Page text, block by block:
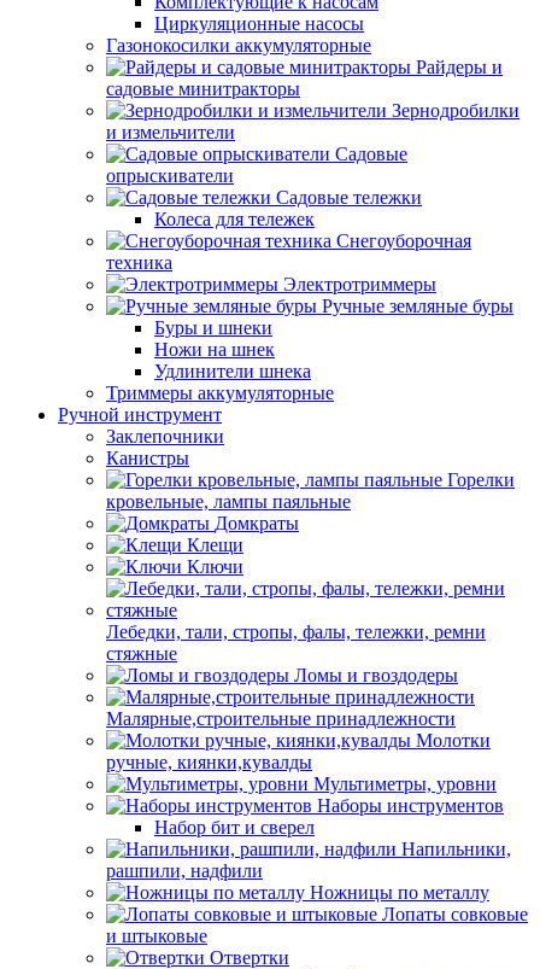
Циркуляционные насосы
Газонокосилки аккумуляторные
Райдеры и
садовые минитракторы
Зернодробилки
и измельчители
Садовые
опрыскиватели
Садовые тележки
Колеса для тележек
Снегоуборочная
техника
Электротриммеры
Ручные земляные буры
Буры и шнеки
Ножи на шнек
Удлинители шнека
Триммеры аккумуляторные
Ручной инструмент
Заклепочники
Канистры
Горелки
кровельные, лампы паяльные
Домкраты
Клещи
Ключи
Лебедки, тали, стропы, фалы, тележки, ремни
стяжные
Ломы и гвоздодеры
Малярные,строительные принадлежности
Молотки
ручные, киянки,кувалды
Мультиметры, уровни
Наборы инструментов
Набор бит и сверел
Напильники,
рашпили, надфили
Ножницы по металлу
Лопаты совковые
и штыковые
Отвертки